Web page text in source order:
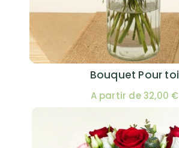
Bouquet Pour toi
A partir de 32,00 €